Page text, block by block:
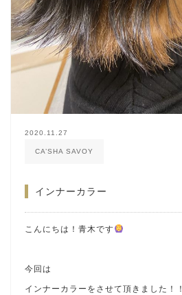
2020.11.27
CA’SHA SAVOY
インナーカラー
こんにちは！青木です
今回は
インナーカラーをさせて頂きました！！